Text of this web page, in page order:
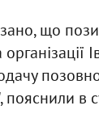
що
пояснили в